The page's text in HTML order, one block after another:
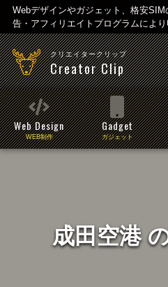
Webデザインやガジェット、格安
告・アフィリエイトプログラムにより
クリエイタークリップ
Creator Clip
Web Design
WEB制作
Gadget
ガジェット
成田空港